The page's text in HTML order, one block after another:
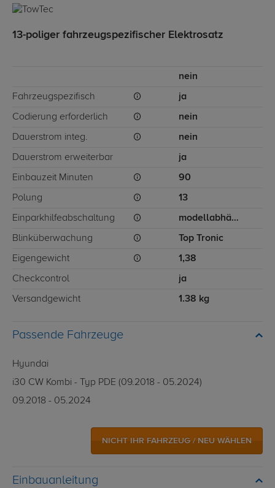
13-poliger fahrzeugspezifischer Elektrosatz
nein
Fahrzeugspezifisch ja
Codierung erforderlich nein
Dauerstrom integ. nein
Dauerstrom erweiterbar ja
Einbauzeit Minuten 90
Polung 13
Einparkhilfeabschaltung modellabhängig
Blinküberwachung Top Tronic
Eigengewicht 1,38
Checkcontrol ja
Versandgewicht 1.38 kg
Passende Fahrzeuge
Hyundai
i30 CW Kombi - Typ PDE (09.2018 - 05.2024)
09.2018 - 05.2024
NICHT IHR FAHRZEUG / NEU WÄHLEN
Einbauanleitung